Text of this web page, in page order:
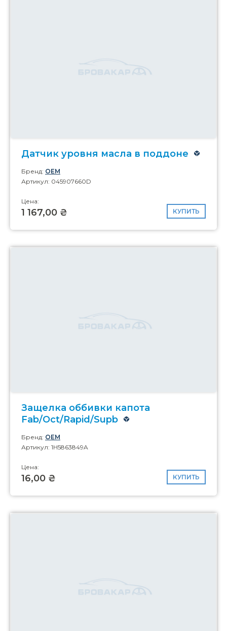
Датчик уровня масла в поддоне
Бренд: OEM
Артикул: 045907660D
Цена:
1 167,00 ₴ КУПИТЬ
Защелка оббивки капота
Fab/Oct/Rapid/Supb
Бренд: OEM
Артикул: 1H5863849A
Цена:
16,00 ₴ КУПИТЬ